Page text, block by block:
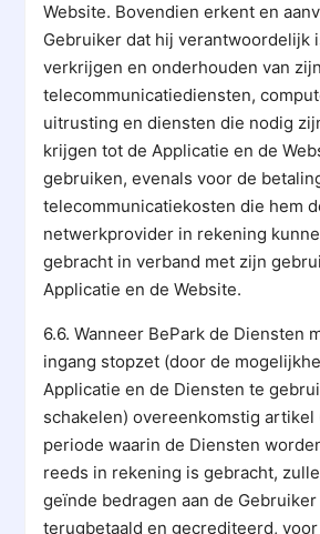
Website. Bovendien erkent en
Gebruiker dat hij verantwoordelijk
verkrijgen en onderhouden van zijn
telecommunicatiediensten,
uitrusting en diensten die nodig
krijgen tot de Applicatie en de
gebruiken, evenals voor de
telecommunicatiekosten die hem
netwerkprovider in rekening
gebracht in verband met zijn
Applicatie en de Website.
6.6. Wanneer BePark de Diensten
ingang stopzet (door de
Applicatie en de Diensten te
schakelen) overeenkomstig artikel
periode waarin de Diensten
reeds in rekening is gebracht,
geïnde bedragen aan de
terugbetaald en gecrediteerd,